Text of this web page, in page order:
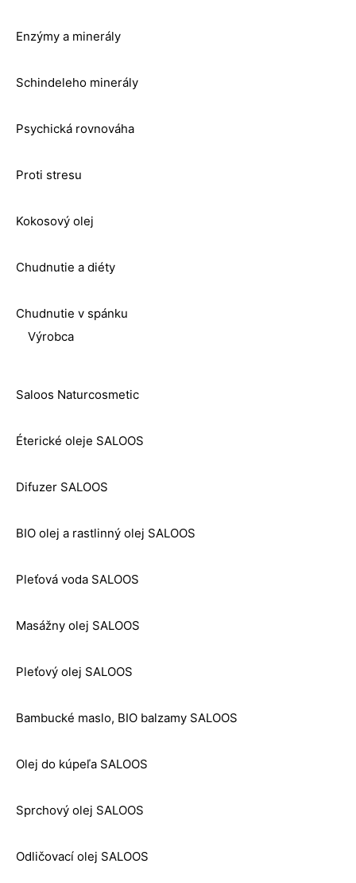
Enzýmy a minerály
Schindeleho minerály
Psychická rovnováha
Proti stresu
Kokosový olej
Chudnutie a diéty
Chudnutie v spánku
Výrobca
Saloos Naturcosmetic
Éterické oleje SALOOS
Difuzer SALOOS
BIO olej a rastlinný olej SALOOS
Pleťová voda SALOOS
Masážny olej SALOOS
Pleťový olej SALOOS
Bambucké maslo, BIO balzamy SALOOS
Olej do kúpeľa SALOOS
Sprchový olej SALOOS
Odličovací olej SALOOS